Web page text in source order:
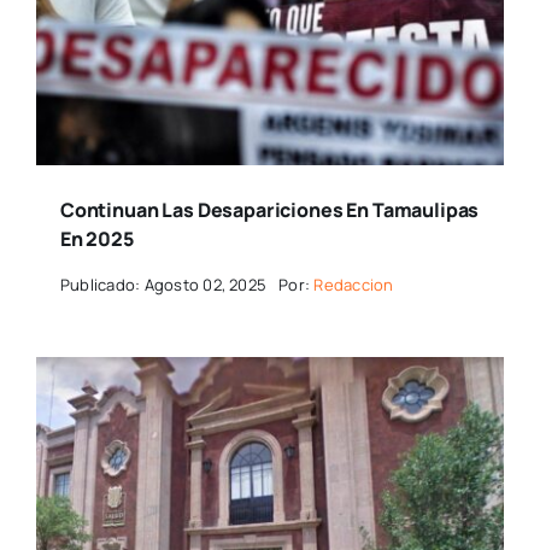
Continuan Las Desapariciones En Tamaulipas
En 2025
Publicado: Agosto 02, 2025 Por: Redaccion